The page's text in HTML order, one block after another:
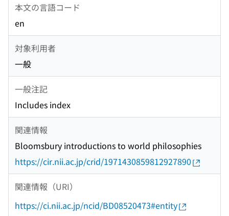
本文の言語コード
en
対象利用者
一般
一般注記
Includes index
関連情報
Bloomsbury introductions to world philosophies
https://cir.nii.ac.jp/crid/1971430859812927890
関連情報（URI）
https://ci.nii.ac.jp/ncid/BD08520473#entity